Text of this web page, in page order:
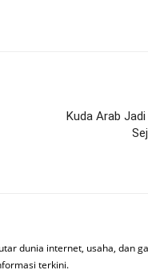
Kuda Arab
dunia internet, usaha, dan
terkini.